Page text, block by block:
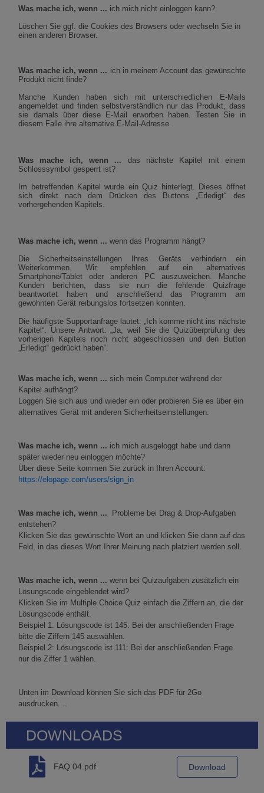
Was mache ich, wenn ... ich mich nicht einloggen kann?
Löschen Sie ggf. die Cookies des Browsers oder wechseln Sie in
einen anderen Browser.
Was mache ich, wenn ... ich in meinem Account das gewünschte
Produkt nicht finde?
Manche Kunden haben sich mit unterschiedlichen E-Mails
angemeldet und finden selbstverständlich nur das Produkt, dass
sie damals über diese E-Mail erworben haben. Testen Sie in
diesem Falle ihre alternative E-Mail-Adresse.
Was mache ich, wenn ... das nächste Kapitel mit einem
Schlosssymbol gesperrt ist?
Im betreffenden Kapitel wurde ein Quiz hinterlegt. Dieses öffnet
sich direkt nach dem Drücken des Buttons „Erledigt“ des
vorhergehenden Kapitels.
Was mache ich, wenn ...wenn das Programm hängt?
Die Sicherheitseinstellungen Ihres Geräts verhindern ein
Weiterkommen. Wir empfehlen auf ein alternatives
Smartphone/Tablet oder anderen PC auszuweichen. Manche
Kunden berichten, dass sie nun die fehlende Quizfrage
beantwortet haben und anschließend das Programm am
gewohnten Gerät reibungslos fortsetzen konnten.
Die häufigste Supportanfrage lautet: „Ich komme nicht ins nächste
Kapitel“. Unsere Antwort: „Ja, weil Sie die Quizüberprüfung des
vorherigen Kapitels noch nicht abgeschlossen und den Button
„Erledigt“ gedrückt haben“.
Was mache ich, wenn ...sich mein Computer während der
Kapitel aufhängt?
Loggen Sie sich aus und wieder ein oder probieren Sie es über ein
alternatives Gerät mit anderen Sicherheitseinstellungen.
Was mache ich, wenn ... ich mich ausgeloggt habe und dann
später wieder neu einloggen möchte?
Über diese Seite kommen Sie zurück in Ihren Account:
https://elopage.com/users/sign_in
Was mache ich, wenn ...
Probleme bei Drag & Drop-Aufgaben
entstehen?
Klicken Sie das gewünschte Wort an und klicken Sie dann auf das
Feld, in das dieses Wort Ihrer Meinung nach platziert werden soll.
Was mache ich, wenn ...wenn bei Quizaufgaben zusätzlich ein
Lösungscode eingeblendet wird?
Klicken Sie im Multiple Choice Quiz einfach die Ziffern an, die der
Lösungscode enthält.
Beispiel 1: Lösungscode ist 145: Bei der anschließenden Frage
bitte die Ziffern 145 auswählen.
Beispiel 2: Lösungscode ist 111: Bei der anschließenden Frage
nur die Ziffer 1 wählen.
Unten im Download können Sie sich das PDF für 2Go
ausdrucken....
DOWNLOADS
FAQ 04.pdf Download